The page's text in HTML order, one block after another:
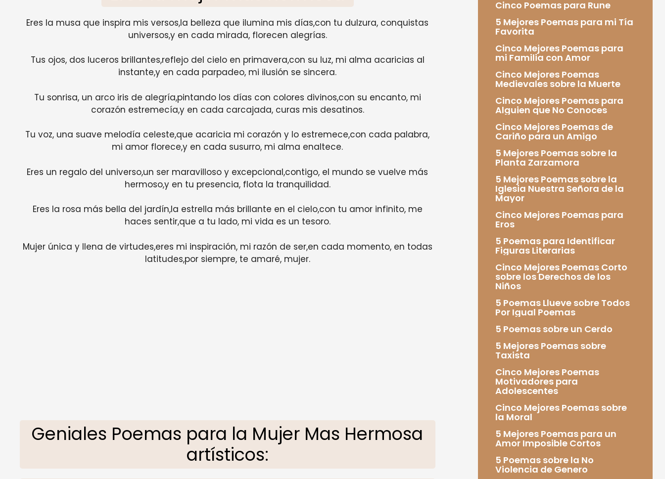
Eres la musa que inspira mis versos,la belleza que ilumina mis días,con tu dulzura, conquistas
universos,y en cada mirada, florecen alegrías.
Tus ojos, dos luceros brillantes,reflejo del cielo en primavera,con su luz, mi alma acaricias al
instante,y en cada parpadeo, mi ilusión se sincera.
Tu sonrisa, un arco iris de alegría,pintando los días con colores divinos,con su encanto, mi
corazón estremecía,y en cada carcajada, curas mis desatinos.
Tu voz, una suave melodía celeste,que acaricia mi corazón y lo estremece,con cada palabra,
mi amor florece,y en cada susurro, mi alma enaltece.
Eres un regalo del universo,un ser maravilloso y excepcional,contigo, el mundo se vuelve más
hermoso,y en tu presencia, flota la tranquilidad.
Eres la rosa más bella del jardín,la estrella más brillante en el cielo,con tu amor infinito, me
haces sentir,que a tu lado, mi vida es un tesoro.
Mujer única y llena de virtudes,eres mi inspiración, mi razón de ser,en cada momento, en todas
latitudes,por siempre, te amaré, mujer.
Geniales Poemas para la Mujer Mas Hermosa
artísticos:
Cinco Poemas para Rune
5 Mejores Poemas para mi Tía
Favorita
Cinco Mejores Poemas para
mi Familia con Amor
Cinco Mejores Poemas
Medievales sobre la Muerte
Cinco Mejores Poemas para
Alguien que No Conoces
Cinco Mejores Poemas de
Cariño para un Amigo
5 Mejores Poemas sobre la
Planta Zarzamora
5 Mejores Poemas sobre la
Iglesia Nuestra Señora de la
Mayor
Cinco Mejores Poemas para
Eros
5 Poemas para Identificar
Figuras Literarias
Cinco Mejores Poemas Corto
sobre los Derechos de los
Niños
5 Poemas Llueve sobre Todos
Por Igual Poemas
5 Poemas sobre un Cerdo
5 Mejores Poemas sobre
Taxista
Cinco Mejores Poemas
Motivadores para
Adolescentes
Cinco Mejores Poemas sobre
la Moral
5 Mejores Poemas para un
Amor Imposible Cortos
5 Poemas sobre la No
Violencia de Genero